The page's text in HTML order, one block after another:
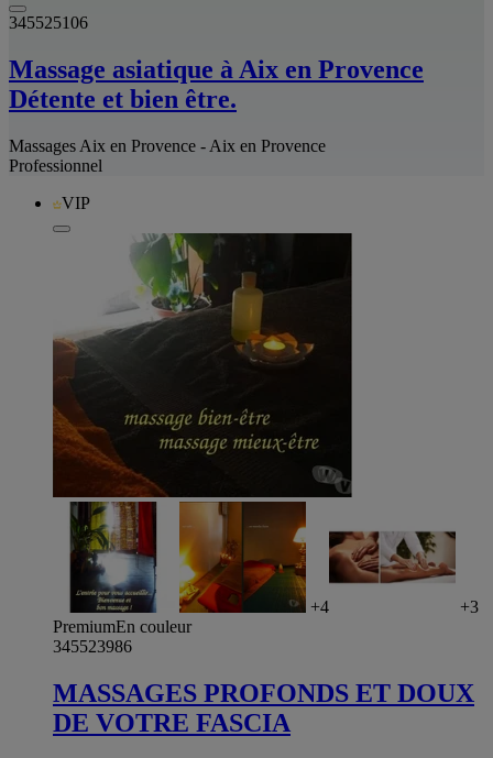
345525106
Massage asiatique à Aix en Provence
Détente et bien être.
Massages Aix en Provence - Aix en Provence
Professionnel
VIP
+4
+3
PremiumEn couleur
345523986
MASSAGES PROFONDS ET DOUX
DE VOTRE FASCIA